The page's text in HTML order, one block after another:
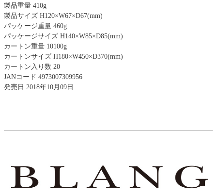
製品重量 410g
製品サイズ H120×W67×D67(mm)
パッケージ重量 460g
パッケージサイズ H140×W85×D85(mm)
カートン重量 10100g
カートンサイズ H180×W450×D370(mm)
カートン入り数 20
JANコード 4973007309956
発売日 2018年10月09日